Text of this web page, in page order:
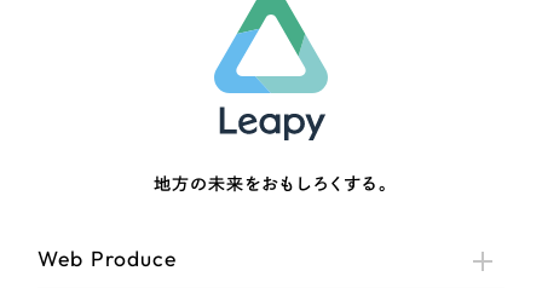
地方の未来をおもしろくする。
Web Produce